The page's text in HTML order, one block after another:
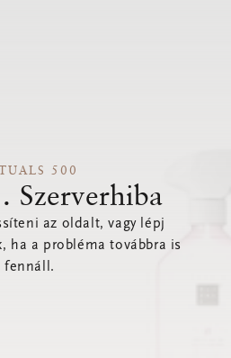
500
az oldalt, vagy lépj
ha a probléma továbbra is
fennáll.